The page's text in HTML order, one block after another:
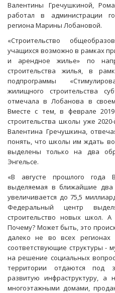
Валентины Гречушкиной,
работал в администрации
региона Марины Лобановой.
«Строительство
учащихся возможно в рамках
и арендное жилье» по
строительства жилья, в
подпрограммы
жилищного строительства
отмечала в Лобанова в
Вместе с тем, в феврале
строительства школы уже
Валентина Гречушкина,
понять, что школы им ждать
выделены только на два
Энгельсе.
«В августе прошлого года
выделяемая в ближайшие два
увеличивается до 75,5
Федеральный центр
строительство новых школ.
Почему? Может быть, это
далеко не во всех регионах
соответствующие структуры -
на решение социальных
территории отдаются под
развитую инфраструктуру, а
многоэтажными домами,